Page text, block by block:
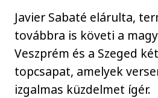
Javier Sabaté elárulta,
továbbra is követi a
Veszprém és a Szeged
topcsapat, amelyek
izgalmas küzdelmet ígér.